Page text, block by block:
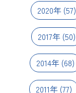
2020年 (57)
2017年(50)
2014年 (68)
2011年(77)